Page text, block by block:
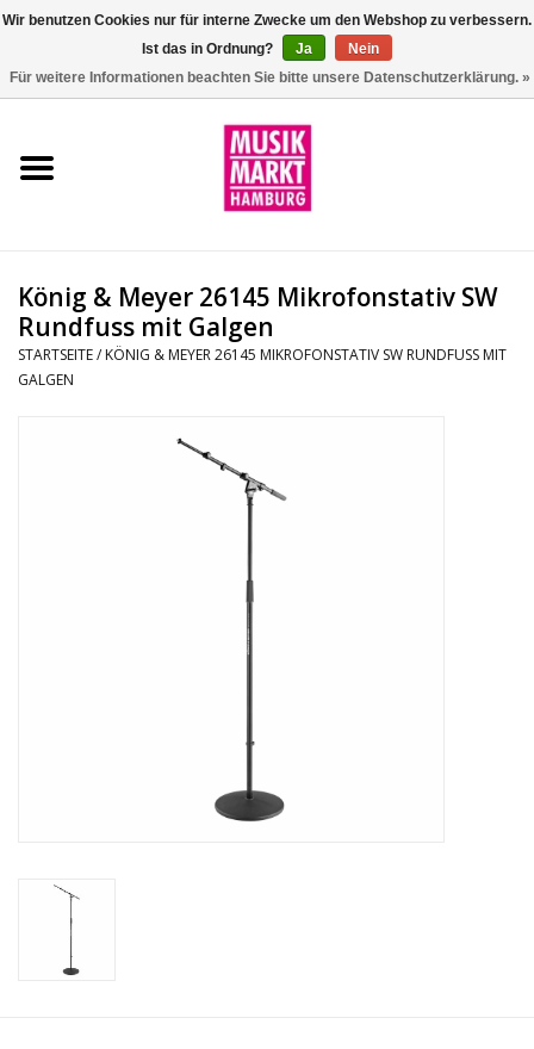
Aktion
Drums
Percussion
Star-Club Merch
König & Meyer 26145 Mikrofonstativ SW
Rundfuss mit Galgen
STARTSEITE/ KÖNIG & MEYER 26145 MIKROFONSTATIV SW RUNDFUSS MIT
GALGEN
Wir benutzen Cookies nur für interne Zwecke um den Webshop zu verbessern.
Ist das in Ordnung?
Ja
Nein
Für weitere Informationen beachten Sie bitte unsere Datenschutzerklärung. »